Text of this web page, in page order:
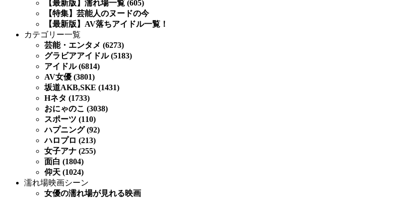
【最新版】濡れ場一覧 (605)
【特集】芸能人のヌードの今
【最新版】AV落ちアイドル一覧！
カテゴリー一覧
芸能・エンタメ (6273)
グラビアアイドル (5183)
アイドル (6814)
AV女優 (3801)
坂道AKB,SKE (1431)
Hネタ (1733)
おにゃのこ (3038)
スポーツ (110)
ハプニング (92)
ハロプロ (213)
女子アナ (255)
面白 (1804)
仰天 (1024)
濡れ場映画シーン
女優の濡れ場が見れる映画